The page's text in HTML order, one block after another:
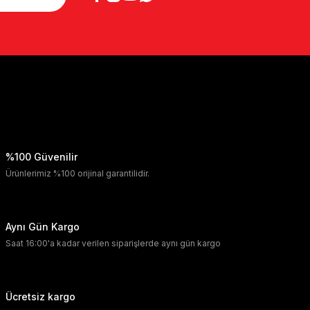
%100 Güvenilir
Ürünlerimiz %100 orijinal garantilidir.
Aynı Gün Kargo
Saat 16:00'a kadar verilen siparişlerde aynı gün kargo
Ücretsiz kargo